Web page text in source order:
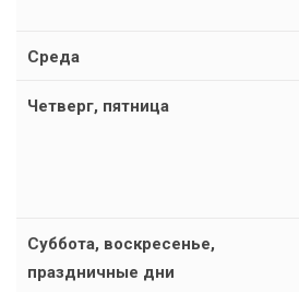
Среда
Четверг, пятница
Суббота, воскресенье,
праздничные дни